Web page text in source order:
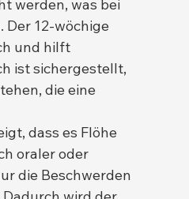
werden, was bei
Der 12-wöchige
und hilft
ist sichergestellt,
die eine
dass es Flöhe
oraler oder
die Beschwerden